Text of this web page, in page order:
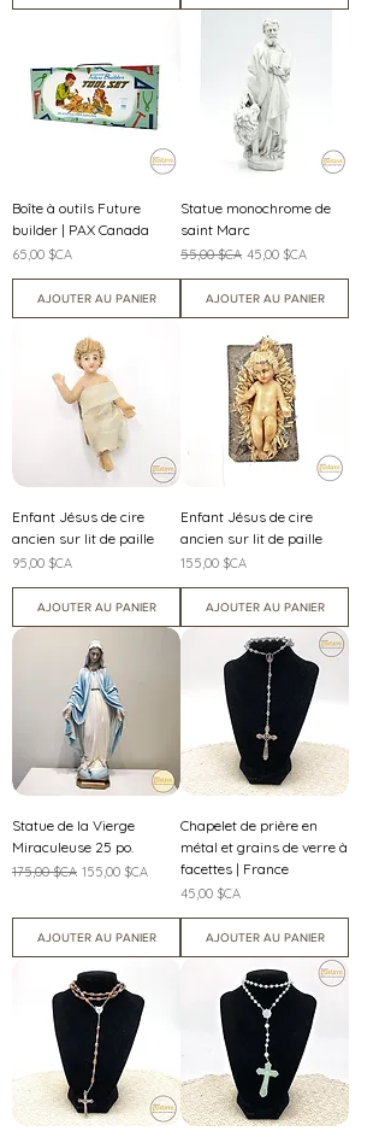
Boîte à outils Future
builder | PAX Canada
Prix
65,00 $CA
AJOUTER AU PANIER
Statue monochrome de
saint Marc
Prix original
55,00 $CA Prix promotionnel
45,00 $CA
AJOUTER AU PANIER
Enfant Jésus de cire
ancien sur lit de paille
Prix
95,00 $CA
AJOUTER AU PANIER
Enfant Jésus de cire
ancien sur lit de paille
Prix
155,00 $CA
AJOUTER AU PANIER
Statue de la Vierge
Miraculeuse 25 po.
Prix original
175,00 $CA Prix promotionnel
155,00 $CA
AJOUTER AU PANIER
Chapelet de prière en
métal et grains de verre à
facettes | France
Prix
45,00 $CA
AJOUTER AU PANIER